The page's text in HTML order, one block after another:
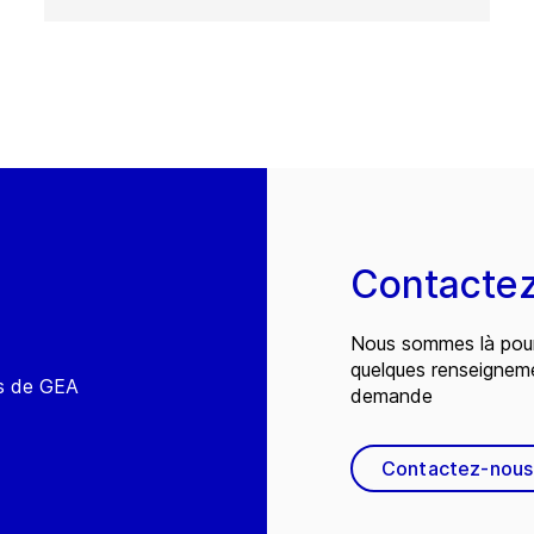
de GEA
Nous sommes là
quelques
demande
Contactez-nous